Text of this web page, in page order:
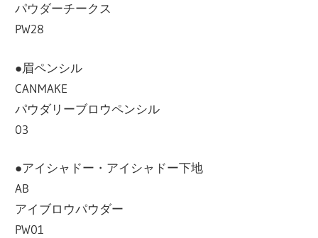
パウダーチークス
PW28
●眉ペンシル
CANMAKE
パウダリーブロウペンシル
03
●アイシャドー・アイシャドー下地
AB
アイブロウパウダー
PW01